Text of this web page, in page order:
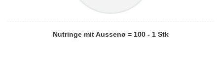
Nutringe mit Aussenø = 100 - 1 Stk